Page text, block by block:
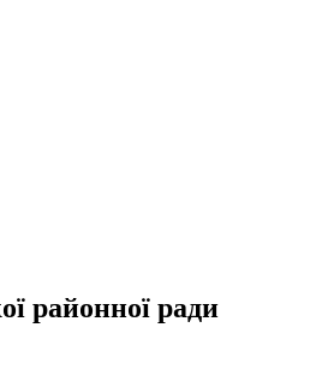
районної ради